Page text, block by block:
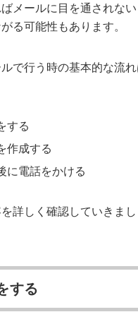
メールに目を通されない
る可能性もあります。
で行う時の基本的な流
する
作成する
に電話をかける
詳しく確認していきまし
する